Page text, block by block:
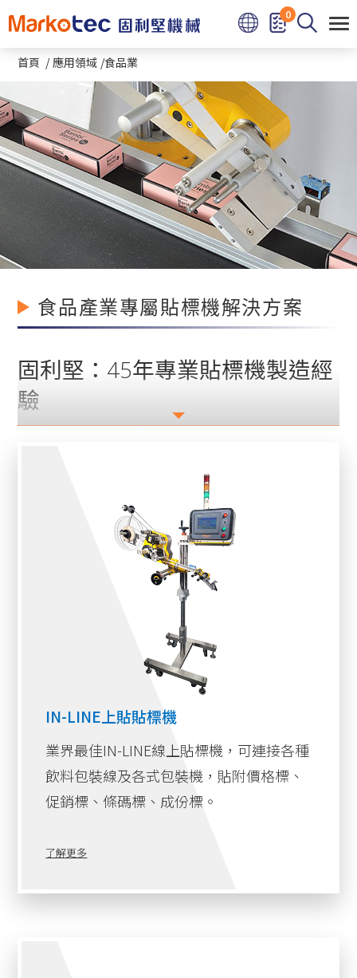
0
首頁 應用領域 食品業
食品產業專屬貼標機解決方案
固利堅：45年專業貼標機製造經
驗
高效率且操作簡便的貼標機，專為食品產業多元化
的貼標需求量身設計。作為貼標機領域的專家，我
們不僅提供卓越的食品貼標機，還致力於為您的生
產線打造量身定制的解決方案，確保包裝流程更高
效、更符合需求，助您提升競爭力。
為何貼標機是食品產業不可或缺
貼標機，特別是食品專用貼標機，是食品產業中的
重要設備，能為產品包裝提供快速、準確且一致的
標籤貼附服務。這些設備能處理多樣化的包裝形
式，從瓶子、罐子到盒裝與袋裝，確保每件商品都
能正確貼附產品資訊、成分、有效期限及品牌標
資訊的重視，穩定可靠的食品貼標機能幫助廠商輕
IN-LINE上貼貼標機
業界最佳IN-LINE線上貼標機，可連接各種
飲料包裝線及各式包裝機，貼附價格標、
促銷標、條碼標、成份標。
了解更多
Cookie管理面板